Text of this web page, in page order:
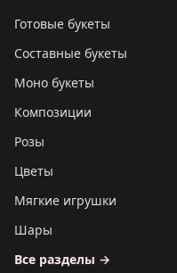
Готовые букеты
Составные букеты
Моно букеты
Композиции
Розы
Цветы
Мягкие игрушки
Шары
Все разделы →